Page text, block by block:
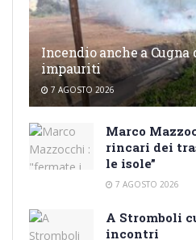
Incendio anche a
impauriti
7 AGOSTO 2026
Marco
rincari dei
le isole”
7 AGOSTO 2026
A Stromboli
incontri